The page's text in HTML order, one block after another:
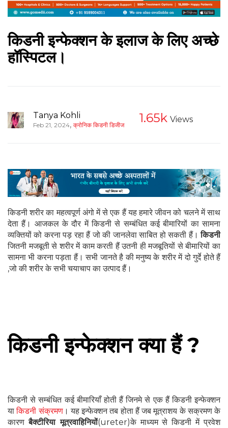
किडनी इन्फेक्शन के इलाज के लिए अच्छे
हॉस्पिटल।
Tanya Kohli
Feb 21, 2024, क्रोनिक किडनी डिजीज 1.65k Views
किडनी शरीर का महत्वपूर्ण अंगो में से एक हैं यह हमारे जीवन को चलने में साथ
देता हैं। आजकल के दौर में किडनी से सम्बंधित कई बीमारियों का सामना
व्यक्तियों को करना पड़ रहा हैं जो की जानलेवा साबित हो सकती हैं।किडनी
जितनी मजबूती से शरीर में काम करती हैं उतनी ही मजबूतियों से बीमारियों का
सामना भी करना पड़ता हैं। सभी जानते है की मनुष्य के शरीर में दो गुर्दे होते हैं
,जो की शरीर के सभी चयाचाप का उत्पाद हैं।
किडनी इन्फेक्शन क्या हैं ?
किडनी से सम्बंधित कई बीमारियाँ होती हैं जिनमे से एक हैं किडनी इन्फेक्शन
याकिडनी संक्रमण। यह इन्फेक्शन तब होता हैं जब मूत्राशय के सक्रमण के
कारणबैक्टीरिया मूत्रवाहिनियों(ureter)के माध्यम से किडनी में प्रवेश